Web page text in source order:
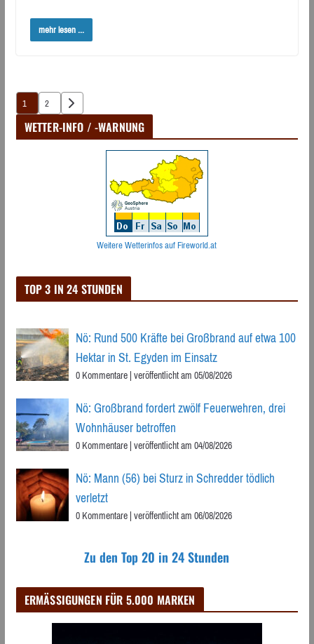
mehr lesen ...
Seitennummerierung
der
1 2
WETTER-INFO / -WARNUNG
Weitere Wetterinfos auf Fireworld.at
TOP 3 IN 24 STUNDEN
Nö: Rund 500 Kräfte bei Großbrand auf etwa 100
Hektar in St. Egyden im Einsatz
0 Kommentare|veröffentlicht am 05/08/2026
Nö: Großbrand fordert zwölf Feuerwehren, drei
Wohnhäuser betroffen
0 Kommentare|veröffentlicht am 04/08/2026
Nö: Mann (56) bei Sturz in Schredder tödlich
verletzt
0 Kommentare|veröffentlicht am 06/08/2026
Zu den Top 20 in 24 Stunden
ERMÄSSIGUNGEN FÜR 5.000 MARKEN